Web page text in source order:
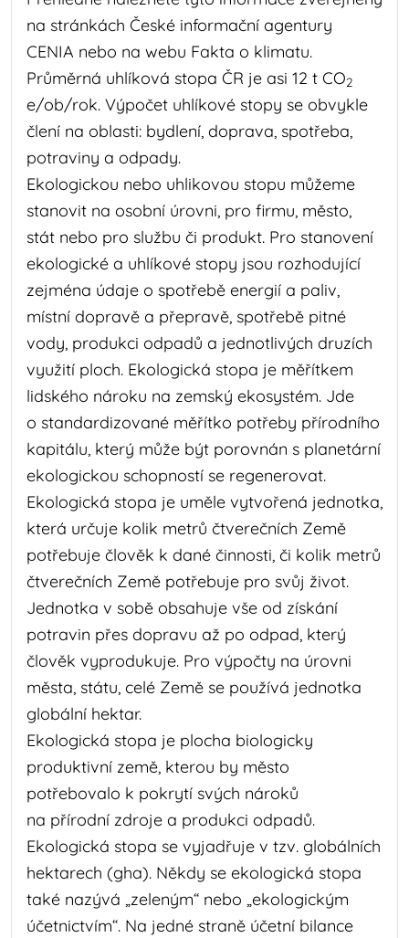
na stránkách České informační agentury
CENIA nebo na webu Fakta o klimatu.
Průměrná uhlíková stopa ČR je asi 12 t CO2
e/ob/rok. Výpočet uhlíkové stopy se obvykle
člení na oblasti: bydlení, doprava, spotřeba,
potraviny a odpady.
Ekologickou nebo uhlikovou stopu můžeme
stanovit na osobní úrovni, pro firmu, město,
stát nebo pro službu či produkt. Pro stanovení
ekologické a uhlíkové stopy jsou rozhodující
zejména údaje o spotřebě energií a paliv,
místní dopravě a přepravě, spotřebě pitné
vody, produkci odpadů a jednotlivých druzích
využití ploch. Ekologická stopa je měřítkem
lidského nároku na zemský ekosystém. Jde
o standardizované měřítko potřeby přírodního
kapitálu, který může být porovnán s planetární
ekologickou schopností se regenerovat.
Ekologická stopa je uměle vytvořená jednotka,
která určuje kolik metrů čtverečních Země
potřebuje člověk k dané činnosti, či kolik metrů
čtverečních Země potřebuje pro svůj život.
Jednotka v sobě obsahuje vše od získání
potravin přes dopravu až po odpad, který
člověk vyprodukuje. Pro výpočty na úrovni
města, státu, celé Země se používá jednotka
globální hektar.
Ekologická stopa je plocha biologicky
produktivní země, kterou by město
potřebovalo k pokrytí svých nároků
na přírodní zdroje a produkci odpadů.
Ekologická stopa se vyjadřuje v tzv. globálních
hektarech (gha). Někdy se ekologická stopa
také nazývá „zeleným“ nebo „ekologickým
účetnictvím“. Na jedné straně účetní bilance